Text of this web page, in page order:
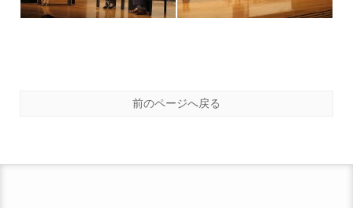
前のページへ戻る